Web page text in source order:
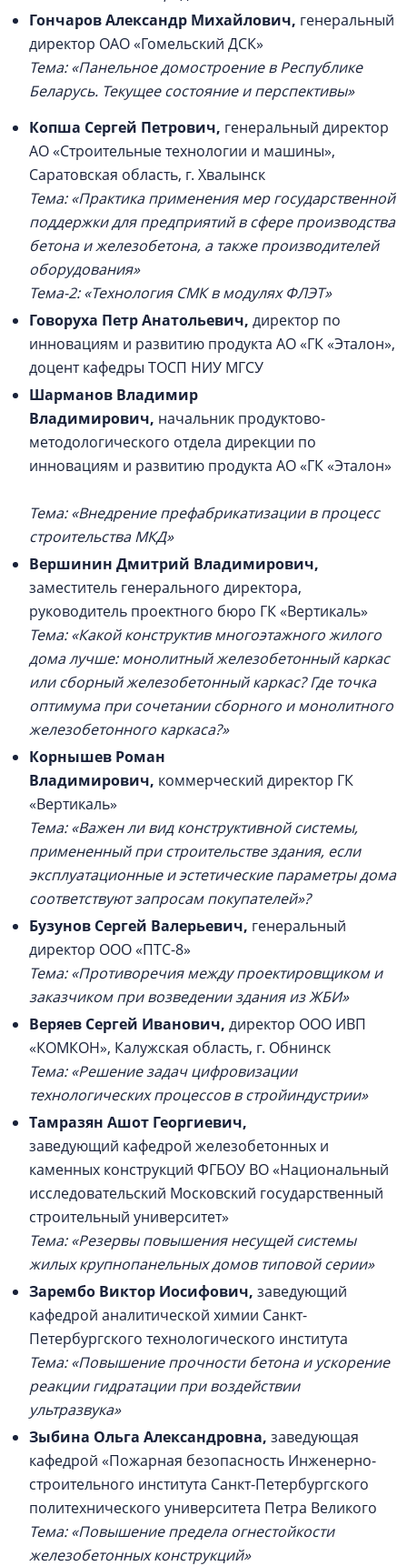
Гончаров Александр Михайлович, генеральный
директор ОАО «Гомельский ДСК»
Тема: «Панельное домостроение в Республике
Беларусь. Текущее состояние и перспективы»
Копша Сергей Петрович, генеральный директор
АО «Строительные технологии и машины»,
Саратовская область, г. Хвалынск
Тема: «Практика применения мер государственной
поддержки для предприятий в сфере производства
бетона и железобетона, а также производителей
оборудования»
Тема-2: «Технология СМК в модулях ФЛЭТ»
Говоруха Петр Анатольевич, директор по
инновациям и развитию продукта АО «ГК «Эталон»,
доцент кафедры ТОСП НИУ МГСУ
Шарманов Владимир
Владимирович, начальник продуктово-
методологического отдела дирекции по
инновациям и развитию продукта АО «ГК «Эталон»
Тема: «Внедрение префабрикатизации в процесс
строительства МКД»
Вершинин Дмитрий Владимирович,
заместитель генерального директора,
руководитель проектного бюро ГК «Вертикаль»
Тема: «Какой конструктив многоэтажного жилого
дома лучше: монолитный железобетонный каркас
или сборный железобетонный каркас? Где точка
оптимума при сочетании сборного и монолитного
железобетонного каркаса?»
Корнышев Роман
Владимирович, коммерческий директор ГК
«Вертикаль»
Тема: «Важен ли вид конструктивной системы,
примененный при строительстве здания, если
эксплуатационные и эстетические параметры дома
соответствуют запросам покупателей»?
Бузунов Сергей Валерьевич, генеральный
директор ООО «ПТС-8»
Тема: «Противоречия между проектировщиком и
заказчиком при возведении здания из ЖБИ»
Веряев Сергей Иванович, директор ООО ИВП
«КОМКОН», Калужская область, г. Обнинск
Тема: «Решение задач цифровизации
технологических процессов в стройиндустрии»
Тамразян Ашот Георгиевич,
заведующий кафедрой железобетонных и
каменных конструкций ФГБОУ ВО «Национальный
исследовательский Московский государственный
строительный университет»
Тема: «Резервы повышения несущей системы
жилых крупнопанельных домов типовой серии»
Зарембо Виктор Иосифович, заведующий
кафедрой аналитической химии Санкт-
Петербургского технологического института
Тема: «Повышение прочности бетона и ускорение
реакции гидратации при воздействии
ультразвука»
Зыбина Ольга Александровна, заведующая
кафедрой «Пожарная безопасность Инженерно-
строительного института Санкт-Петербургского
политехнического университета Петра Великого
Тема: «Повышение предела огнестойкости
железобетонных конструкций»